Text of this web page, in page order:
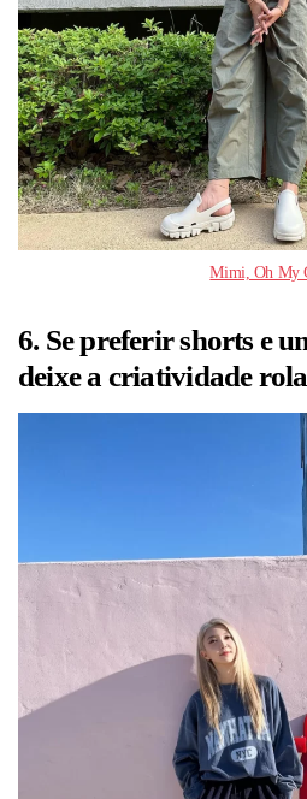
Mimi, Oh My
6. Se preferir shorts e
deixe a criatividade